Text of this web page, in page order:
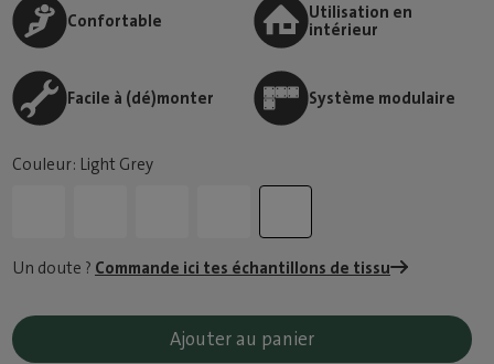
Confortable
Utilisation en
intérieur
Facile à (dé)monter Système modulaire
Couleur: Light Grey
Un doute ? Commande ici tes échantillons de tissu
Ajouter au panier